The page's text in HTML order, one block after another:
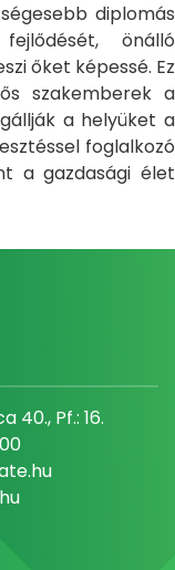
diplomás
önálló
őket képessé. Ez
szakemberek a
a helyüket a
foglalkozó
a gazdasági élet
40., Pf.: 16.